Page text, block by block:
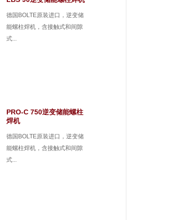
德国BOLTE原装进口，逆变储
能螺柱焊机，含接触式和间隙
式...
PRO-C 750逆变储能螺柱
焊机
德国BOLTE原装进口，逆变储
能螺柱焊机，含接触式和间隙
式...